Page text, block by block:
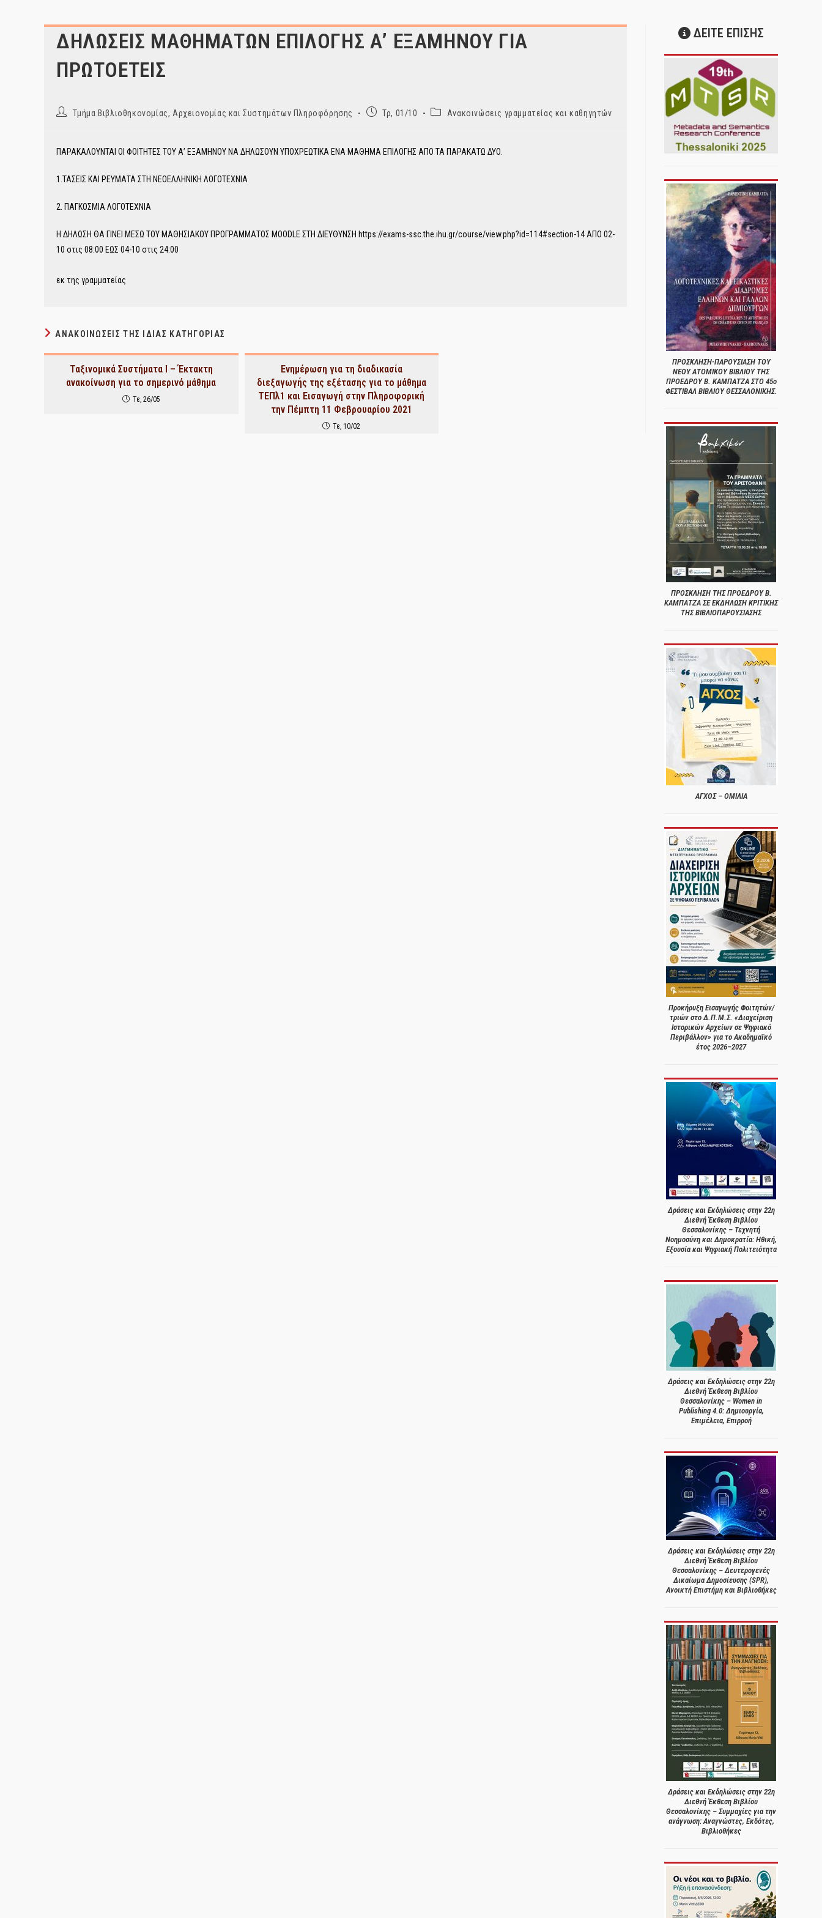
ΔΗΛΩΣΕΙΣ ΜΑΘΗΜΑΤΩΝ ΕΠΙΛΟΓΗΣ Α’ ΕΞΑΜΗΝΟΥ ΓΙΑ
ΠΡΩΤΟΕΤΕΙΣ
PostΤμήμα Βιβλιοθηκονομίας, Αρχειονομίας και Συστημάτων Πληροφόρησης
PostΤρ, 01/10
PostΑνακοινώσεις γραμματείας και καθηγητών
ΠΑΡΑΚΑΛΟΥΝΤΑΙ ΟΙ ΦΟΙΤΗΤΕΣ ΤΟΥ Α’ ΕΞΑΜΗΝΟΥ ΝΑ ΔΗΛΩΣΟΥΝ ΥΠΟΧΡΕΩΤΙΚΑ ΕΝΑ ΜΑΘΗΜΑ ΕΠΙΛΟΓΗΣ ΑΠΟ ΤΑ ΠΑΡΑΚΑΤΩ ΔΥΟ.
1.ΤΑΣΕΙΣ ΚΑΙ ΡΕΥΜΑΤΑ ΣΤΗ ΝΕΟΕΛΛΗΝΙΚΗ ΛΟΓΟΤΕΧΝΙΑ
2. ΠΑΓΚΟΣΜΙΑ ΛΟΓΟΤΕΧΝΙΑ
Η ΔΗΛΩΣΗ ΘΑ ΓΙΝΕΙ ΜΕΣΩ ΤΟΥ ΜΑΘΗΣΙΑΚΟΥ ΠΡΟΓΡΑΜΜΑΤΟΣ MOODLE ΣΤΗ ΔΙΕΥΘΥΝΣΗ https://exams-ssc.the.ihu.gr/course/view.php?id=114#section-14 ΑΠΟ 02-
10 στις 08:00 ΕΩΣ 04-10 στις 24:00
εκ της γραμματείας
ΑΝΑΚΟΙΝΏΣΕΙΣ ΤΗΣ ΊΔΙΑΣ ΚΑΤΗΓΟΡΊΑΣ
Ταξινομικά Συστήματα Ι – Έκτακτη
ανακοίνωση για το σημερινό μάθημα
Τε, 26/05
Ενημέρωση για τη διαδικασία
διεξαγωγής της εξέτασης για το μάθημα
ΤΕΠλ1 και Εισαγωγή στην Πληροφορική
την Πέμπτη 11 Φεβρουαρίου 2021
Τε, 10/02
ΔΕΙΤΕ ΕΠΙΣΗΣ
ΠΡΟΣΚΛΗΣΗ-ΠΑΡΟΥΣΙΑΣΗ ΤΟΥ
ΝΕΟΥ ΑΤΟΜΙΚΟΥ ΒΙΒΛΙΟΥ ΤΗΣ
ΠΡΟΕΔΡΟΥ Β. ΚΑΜΠΑΤΖΑ ΣΤΟ 45ο
ΦΕΣΤΙΒΑΛ ΒΙΒΛΙΟΥ ΘΕΣΣΑΛΟΝΙΚΗΣ.
ΠΡΟΣΚΛΗΣΗ ΤΗΣ ΠΡΟΕΔΡΟΥ Β.
ΚΑΜΠΑΤΖΑ ΣΕ ΕΚΔΗΛΩΣΗ ΚΡΙΤΙΚΗΣ
ΤΗΣ ΒΙΒΛΙΟΠΑΡΟΥΣΙΑΣΗΣ
ΑΓΧΟΣ – ΟΜΙΛΙΑ
Προκήρυξη Εισαγωγής Φοιτητών/
τριών στο Δ.Π.Μ.Σ. «Διαχείριση
Ιστορικών Αρχείων σε Ψηφιακό
Περιβάλλον» για το Ακαδημαϊκό
έτος 2026–2027
Δράσεις και Εκδηλώσεις στην 22η
Διεθνή Έκθεση Βιβλίου
Θεσσαλονίκης – Τεχνητή
Νοημοσύνη και Δημοκρατία: Ηθική,
Εξουσία και Ψηφιακή Πολιτειότητα
Δράσεις και Εκδηλώσεις στην 22η
Διεθνή Έκθεση Βιβλίου
Θεσσαλονίκης – Women in
Publishing 4.0: Δημιουργία,
Επιμέλεια, Επιρροή
Δράσεις και Εκδηλώσεις στην 22η
Διεθνή Έκθεση Βιβλίου
Θεσσαλονίκης – Δευτερογενές
Δικαίωμα Δημοσίευσης (SPR),
Ανοικτή Επιστήμη και Βιβλιοθήκες
Δράσεις και Εκδηλώσεις στην 22η
Διεθνή Έκθεση Βιβλίου
Θεσσαλονίκης – Συμμαχίες για την
ανάγνωση: Αναγνώστες, Εκδότες,
Βιβλιοθήκες